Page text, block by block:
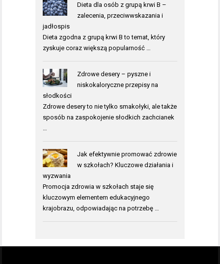
Dieta dla osób z grupą krwi B –
zalecenia, przeciwwskazania i
jadłospis
Dieta zgodna z grupą krwi B to temat, który
zyskuje coraz większą popularność …
Zdrowe desery – pyszne i
niskokaloryczne przepisy na
słodkości
Zdrowe desery to nie tylko smakołyki, ale także
sposób na zaspokojenie słodkich zachcianek
…
Jak efektywnie promować zdrowie
w szkołach? Kluczowe działania i
wyzwania
Promocja zdrowia w szkołach staje się
kluczowym elementem edukacyjnego
krajobrazu, odpowiadając na potrzebę …